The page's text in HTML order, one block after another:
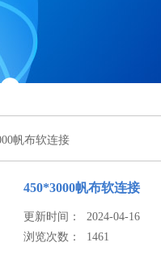
帆布软连接
450*3000帆布软连接
更新时间： 2024-04-16
浏览次数： 1461